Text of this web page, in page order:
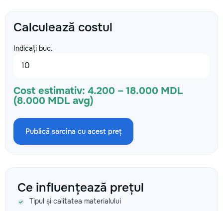
Calculează costul
Indicați buc.
Cost estimativ: 4.200 – 18.000 MDL
(8.000 MDL avg)
Publică sarcina cu acest preț
Ce influențează prețul
Tipul și calitatea materialului